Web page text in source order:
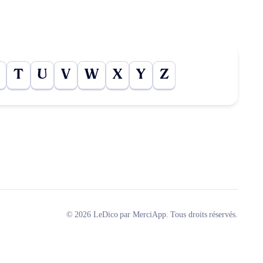
T U V W X Y Z
© 2026 LeDico par MerciApp. Tous droits réservés.